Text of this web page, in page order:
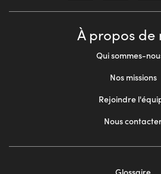
À propos de
Qui sommes-
Nos missions
Rejoindre
Nous
Glossaire